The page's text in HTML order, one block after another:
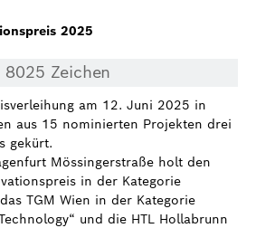
Bosch in Österreich
2025
8025 Zeichen
am 12. Juni 2025 in
aus 15 nominierten Projekten drei
gekürt.
Mössingerstraße holt den
in der Kategorie
TGM Wien in der Kategorie
und die HTL Hollabrunn